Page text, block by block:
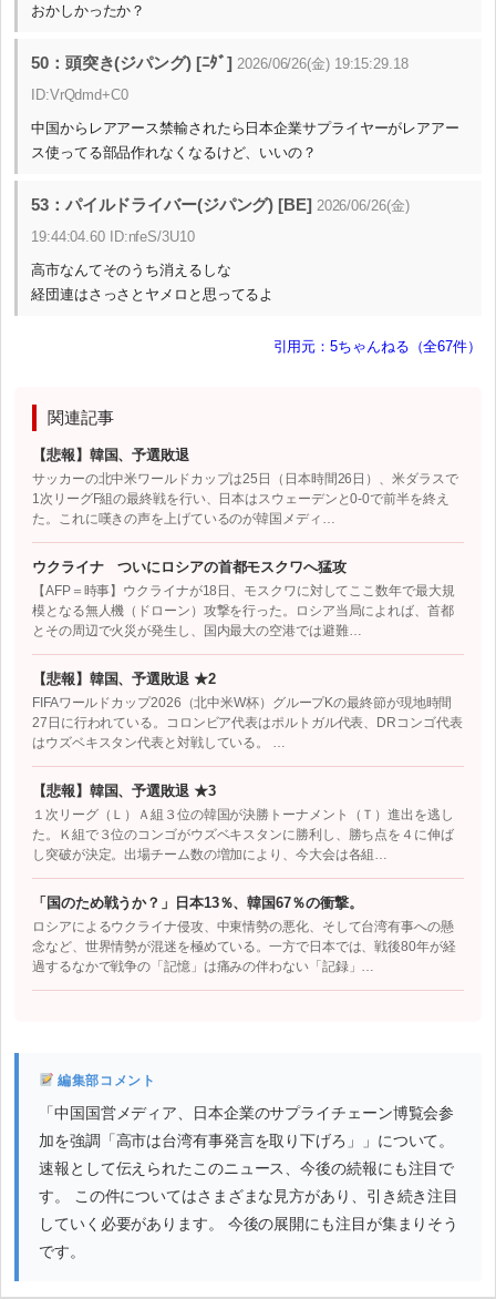
おかしかったか？
50：頭突き(ジパング) [ﾆﾀﾞ] 2026/06/26(金) 19:15:29.18
ID:VrQdmd+C0
中国からレアアース禁輸されたら日本企業サプライヤーがレアアー
ス使ってる部品作れなくなるけど、いいの？
53：パイルドライバー(ジパング) [BE] 2026/06/26(金)
19:44:04.60 ID:nfeS/3U10
高市なんてそのうち消えるしな
経団連はさっさとヤメロと思ってるよ
引用元：5ちゃんねる（全67件）
関連記事
【悲報】韓国、予選敗退
サッカーの北中米ワールドカップは25日（日本時間26日）、米ダラスで
1次リーグF組の最終戦を行い、日本はスウェーデンと0-0で前半を終え
た。これに嘆きの声を上げているのが韓国メディ…
ウクライナ ついにロシアの首都モスクワへ猛攻
【AFP＝時事】ウクライナが18日、モスクワに対してここ数年で最大規
模となる無人機（ドローン）攻撃を行った。ロシア当局によれば、首都
とその周辺で火災が発生し、国内最大の空港では避難…
【悲報】韓国、予選敗退 ★2
FIFAワールドカップ2026（北中米W杯）グループKの最終節が現地時間
27日に行われている。コロンビア代表はポルトガル代表、DRコンゴ代表
はウズベキスタン代表と対戦している。 …
【悲報】韓国、予選敗退 ★3
１次リーグ（Ｌ）Ａ組３位の韓国が決勝トーナメント（Ｔ）進出を逃し
た。Ｋ組で３位のコンゴがウズベキスタンに勝利し、勝ち点を４に伸ば
し突破が決定。出場チーム数の増加により、今大会は各組…
「国のため戦うか？」日本13％、韓国67％の衝撃。
ロシアによるウクライナ侵攻、中東情勢の悪化、そして台湾有事への懸
念など、世界情勢が混迷を極めている。一方で日本では、戦後80年が経
過するなかで戦争の「記憶」は痛みの伴わない「記録」…
編集部コメント
「中国国営メディア、日本企業のサプライチェーン博覧会参
加を強調「高市は台湾有事発言を取り下げろ」」について。
速報として伝えられたこのニュース、今後の続報にも注目で
す。 この件についてはさまざまな見方があり、引き続き注目
していく必要があります。 今後の展開にも注目が集まりそう
です。